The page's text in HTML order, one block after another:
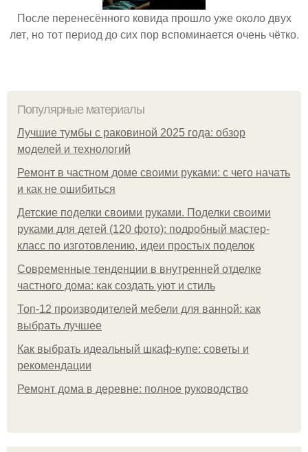
После перенесённого ковида прошло уже около двух
лет, но тот период до сих пор вспоминается очень чётко.
Популярные материалы
Лучшие тумбы с раковиной 2025 года: обзор
моделей и технологий
Ремонт в частном доме своими руками: с чего начать
и как не ошибиться
Детские поделки своими руками. Поделки своими
руками для детей (120 фото): подробный мастер-
класс по изготовлению, идеи простых поделок
Современные тенденции в внутренней отделке
частного дома: как создать уют и стиль
Топ-12 производителей мебели для ванной: как
выбрать лучшее
Как выбрать идеальный шкаф-купе: советы и
рекомендации
Ремонт дома в деревне: полное руководство